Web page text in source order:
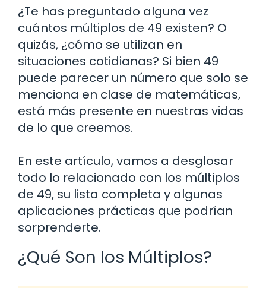
¿Te has preguntado alguna vez
cuántos múltiplos de 49 existen? O
quizás, ¿cómo se utilizan en
situaciones cotidianas? Si bien 49
puede parecer un número que solo se
menciona en clase de matemáticas,
está más presente en nuestras vidas
de lo que creemos.
En este artículo, vamos a desglosar
todo lo relacionado con los múltiplos
de 49, su lista completa y algunas
aplicaciones prácticas que podrían
sorprenderte.
¿Qué Son los Múltiplos?